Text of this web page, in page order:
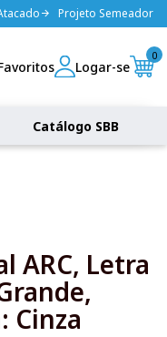
Projeto Semeador
0
Catálogo SBB
ARC, Letra
Cinza